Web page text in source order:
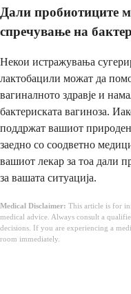
Дали пробиотиците
спречување на
Некои истражувања
лактобацили можат да
вагиналното здравје и
бактериската вагиноза.
поддржат вашиот природен
заедно со соодветно
вашиот лекар за тоа дали
за вашата ситуација.
Medical Disclaimer: This article is for
medical advice. Always consult a
decisions. If you are experiencing a
room immediately.